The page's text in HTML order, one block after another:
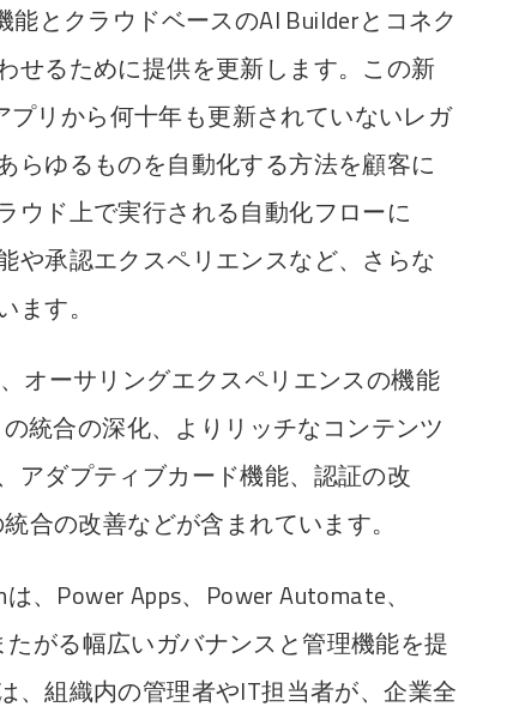
とクラウドベースのAI Builderとコネク
せるために提供を更新します。この新
リから何十年も更新されていないレガ
らゆるものを自動化する方法を顧客に
ウド上で実行される自動化フローに
や承認エクスペリエンスなど、さらな
ます。
オーサリングエクスペリエンスの機能
統合の深化、よりリッチなコンテンツ
アダプティブカード機能、認証の改
合の改善などが含まれています。
、Power Apps、Power Automate、
たがる幅広いガバナンスと管理機能を提
、組織内の管理者やIT担当者が、企業全